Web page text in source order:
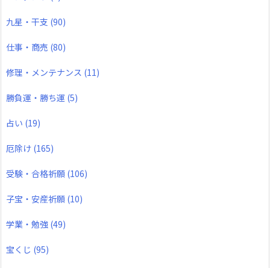
九星・干支 (90)
仕事・商売 (80)
修理・メンテナンス (11)
勝負運・勝ち運 (5)
占い (19)
厄除け (165)
受験・合格祈願 (106)
子宝・安産祈願 (10)
学業・勉強 (49)
宝くじ (95)